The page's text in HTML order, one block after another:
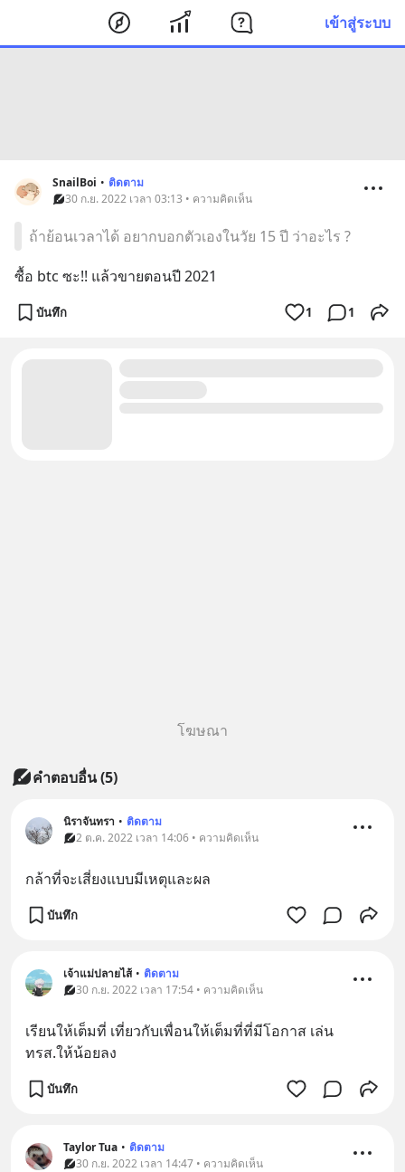
เข้าสู่ระบบ
SnailBoi • ติดตาม
30 ก.ย. 2022 เวลา 03:13 • ความคิดเห็น
ถ้าย้อนเวลาได้ อยากบอกตัวเองในวัย 15 ปี ว่าอะไร ?
ซื้อ btc ซะ!! แล้วขายตอนปี 2021
บันทึก 1 1
โฆษณา
คำตอบอื่น(5)
นิราจันทรา • ติดตาม
2 ต.ค. 2022 เวลา 14:06 • ความคิดเห็น
กล้าที่จะเสี่ยงแบบมีเหตุและผล
บันทึก
เจ้าแม่ปลายไส้ • ติดตาม
30 ก.ย. 2022 เวลา 17:54 • ความคิดเห็น
เรียนให้เต็มที่ เที่ยวกับเพื่อนให้เต็มที่ที่มีโอกาส เล่น
ทรส.ให้น้อยลง
บันทึก
Taylor Tua • ติดตาม
30 ก.ย. 2022 เวลา 14:47 • ความคิดเห็น